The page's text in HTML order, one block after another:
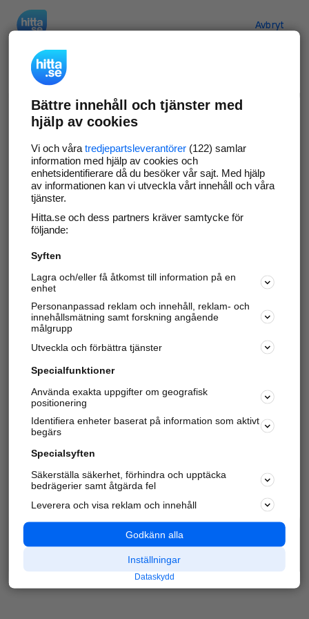
Avbryt
Verifiera ditt företag
Gör som 69 549företag
företagssida på hitta.se och syns bättre mot
kunder i ditt närområde. Helt kostnadsfritt.
Uppdatera din företagsinformation
Svara på och hantera dina omdömen
Har du redan verifierat ditt företag? Logga in
Varje vecka besöker du och4 miljoner
andra
härliga användare oss för att hitta rätt lokal
information om företag, privatpersoner och
platser.
Bättre innehåll och tjänster med
hjälp av cookies
Vi och våra tredjepartsleverantörer(122) samlar
information med hjälp av cookies och
enhetsidentifierare då du besöker vår sajt. Med hjälp
av informationen kan vi utveckla vårt innehåll och våra
tjänster.
Hitta.se och dess partners kräver samtycke för
följande:
Syften
Lagra och/eller få åtkomst till information på en
enhet
Personanpassad reklam och innehåll, reklam- och
innehållsmätning samt forskning angående
målgrupp
Utveckla och förbättra tjänster
Specialfunktioner
Använda exakta uppgifter om geografisk
positionering
Identifiera enheter baserat på information som aktivt
begärs
Specialsyften
Säkerställa säkerhet, förhindra och upptäcka
bedrägerier samt åtgärda fel
Leverera och visa reklam och innehåll
Godkänn alla
Inställningar
Dataskydd